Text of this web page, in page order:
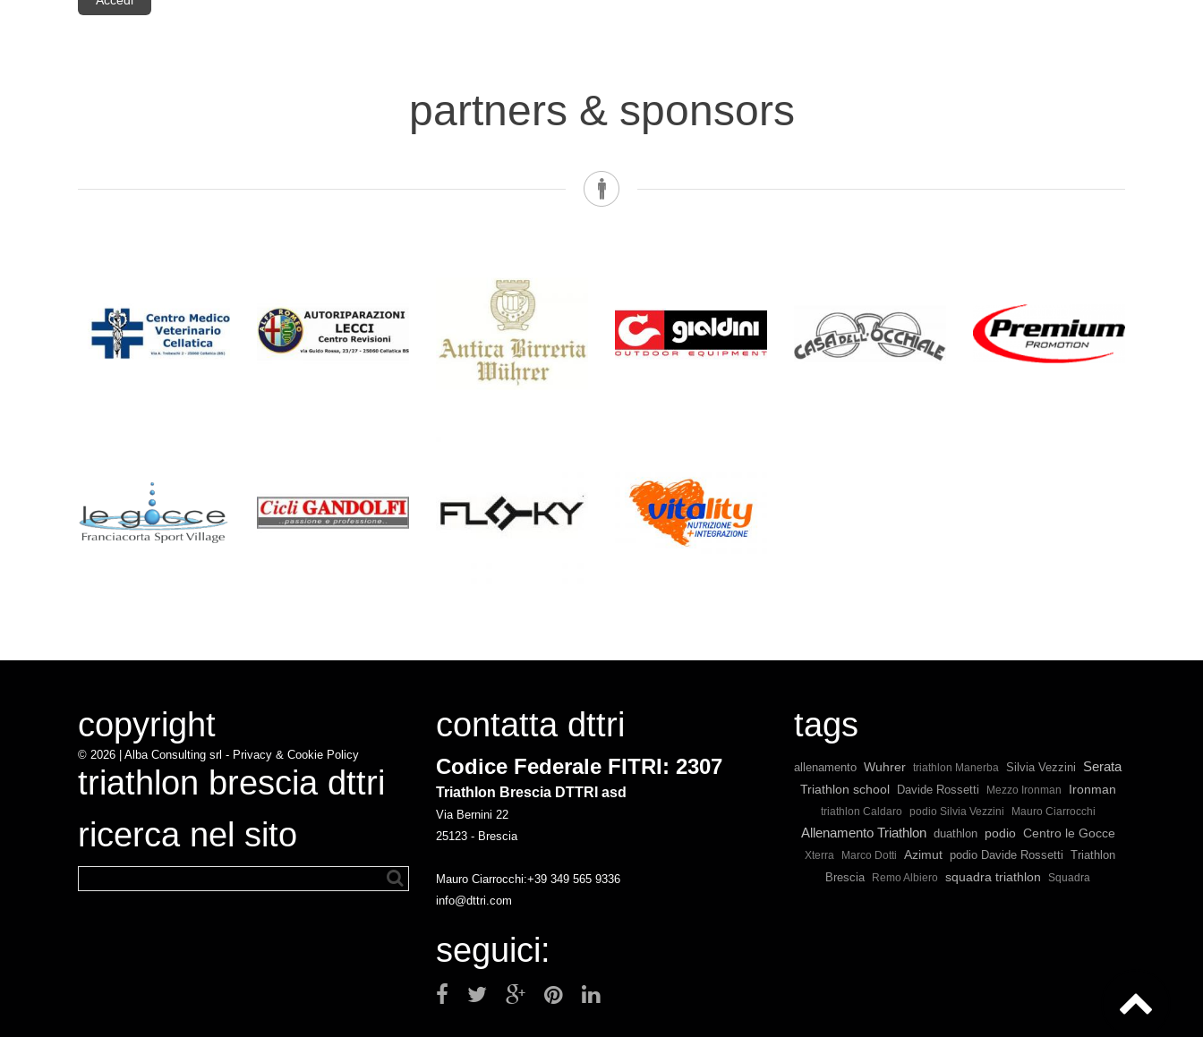
partners & sponsors
copyright
© 2026 | Alba Consulting srl - Privacy & Cookie Policy
triathlon brescia dttri
ricerca nel sito
contatta dttri
Codice Federale FITRI: 2307
Triathlon Brescia DTTRI asd
Via Bernini 22
25123 - Brescia
Mauro Ciarrocchi:+39 349 565 9336
info@dttri.com
seguici:
tags
allenamento Wuhrer triathlon Manerba Silvia Vezzini Serata
Triathlon school Davide Rossetti Mezzo Ironman Ironman
triathlon Caldaro podio Silvia Vezzini Mauro Ciarrocchi
Allenamento Triathlon duathlon podio Centro le Gocce
Xterra Marco Dotti Azimut podio Davide Rossetti Triathlon
Brescia
Remo Albiero squadra triathlon Squadra